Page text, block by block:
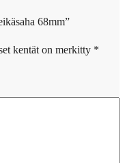
68mm”
kentät on merkitty *